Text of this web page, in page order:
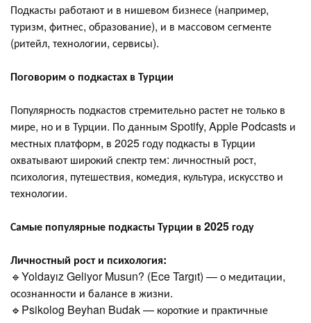
Подкасты работают и в нишевом бизнесе (например,
туризм, фитнес, образование), и в массовом сегменте
(ритейл, технологии, сервисы).
Поговорим о подкастах в Турции
Популярность подкастов стремительно растет не только в
мире, но и в Турции. По данным Spotify, Apple Podcasts и
местных платформ, в 2025 году подкасты в Турции
охватывают широкий спектр тем: личностный рост,
психология, путешествия, комедия, культура, искусство и
технологии.
Самые популярные подкасты Турции в 2025 году
Личностный рост и психология:
🔹Yoldayız Geliyor Musun? (Ece Targıt) — о медитации,
осознанности и балансе в жизни.
🔹Psikolog Beyhan Budak — короткие и практичные